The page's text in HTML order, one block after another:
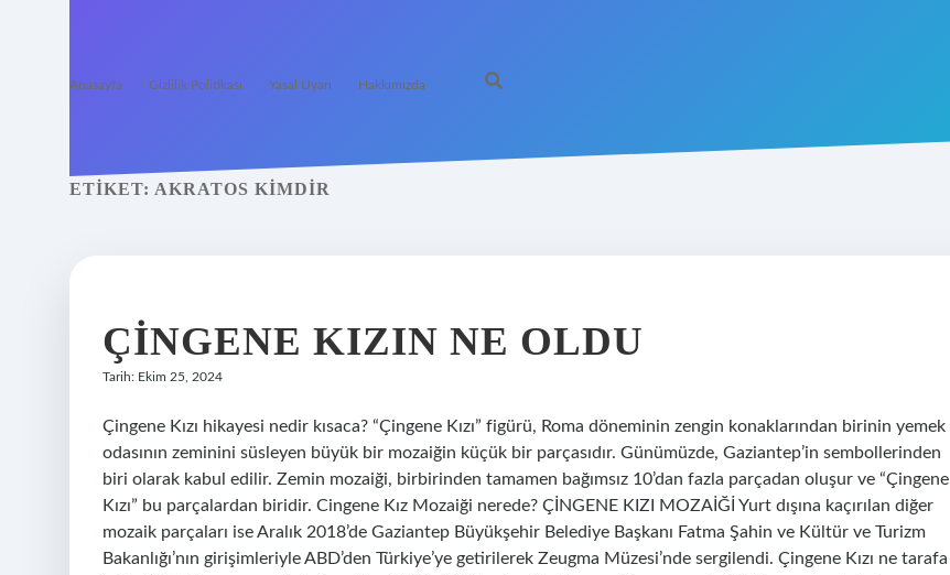
Anasayfa Gizlilik Politikası Yasal Uyarı Hakkımızda
ETIKET: AKRATOS KIMDIR
ÇINGENE KIZIN NE OLDU
Tarih: Ekim 25, 2024
Çingene Kızı hikayesi nedir kısaca? “Çingene Kızı” figürü, Roma döneminin zengin konaklarından birinin yemek
odasının zeminini süsleyen büyük bir mozaiğin küçük bir parçasıdır. Günümüzde, Gaziantep’in sembollerinden
biri olarak kabul edilir. Zemin mozaiği, birbirinden tamamen bağımsız 10’dan fazla parçadan oluşur ve “Çingene
Kızı” bu parçalardan biridir. Cingene Kız Mozaiği nerede? ÇİNGENE KIZI MOZAİĞİ Yurt dışına kaçırılan diğer
mozaik parçaları ise Aralık 2018’de Gaziantep Büyükşehir Belediye Başkanı Fatma Şahin ve Kültür ve Turizm
Bakanlığı’nın girişimleriyle ABD’den Türkiye’ye getirilerek Zeugma Müzesi’nde sergilendi. Çingene Kızı ne tarafa